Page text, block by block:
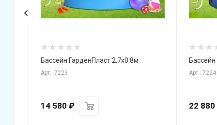
Бассейн ГарденПласт 2.7х0.8м
Арт.: 7223
14 580 ₽
Арт.: 7224
22 880